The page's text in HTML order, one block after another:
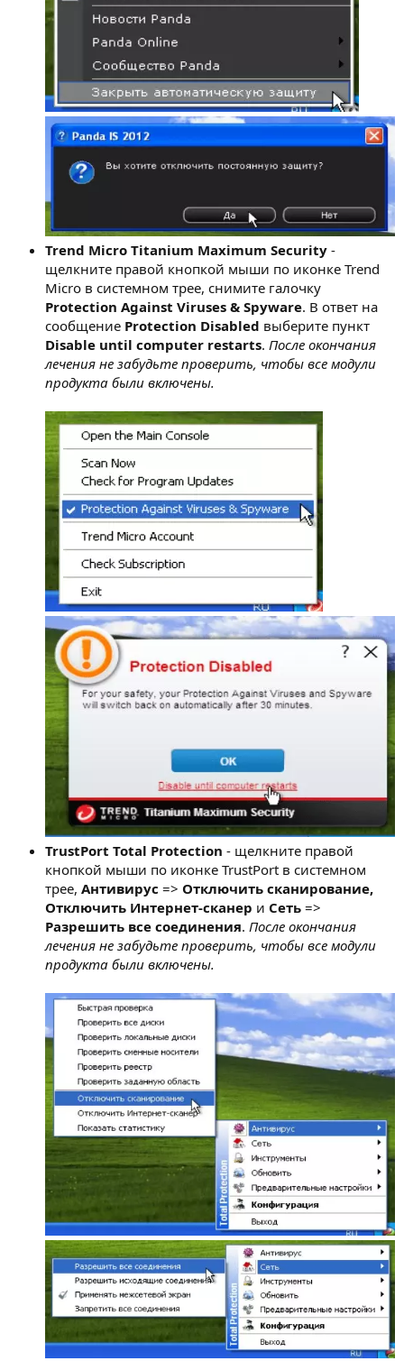
Trend Micro Titanium Maximum Security -
щелкните правой кнопкой мыши по иконке Trend
Micro в системном трее, снимите галочку
Protection Against Viruses & Spyware. В ответ на
сообщение Protection Disabled выберите пункт
Disable until computer restarts. После окончания
лечения не забудьте проверить, чтобы все модули
продукта были включены.
TrustPort Total Protection - щелкните правой
кнопкой мыши по иконке TrustPort в системном
трее, Антивирус => Отключить сканирование,
Отключить Интернет-сканер и Сеть =>
Разрешить все соединения. После окончания
лечения не забудьте проверить, чтобы все модули
продукта были включены.